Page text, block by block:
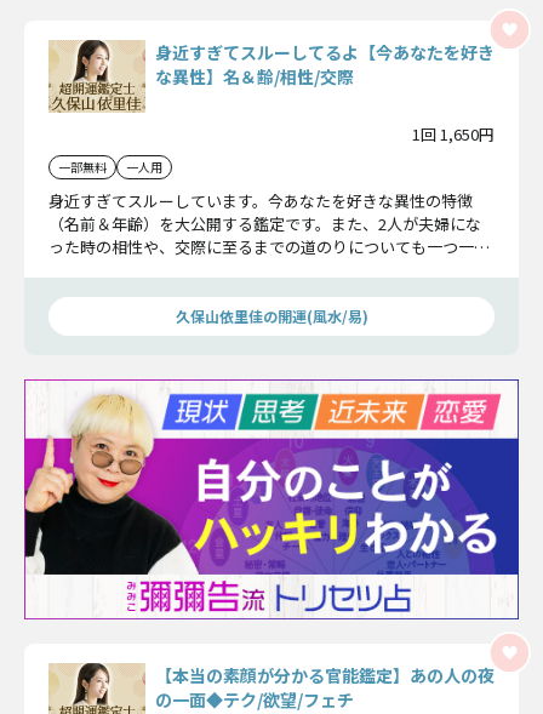
身近すぎてスルーしてるよ【今あなたを好き
な異性】名＆齢/相性/交際
1回 1,650円
一部無料 一人用
身近すぎてスルーしています。今あなたを好きな異性の特徴
（名前＆年齢）を大公開する鑑定です。また、2人が夫婦にな
った時の相性や、交際に至るまでの道のりについても一つ一つ
久保山依里佳の開運(風水/易)
【本当の素顔が分かる官能鑑定】あの人の夜
の一面◆テク/欲望/フェチ